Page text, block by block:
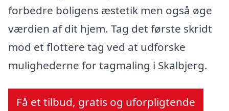
forbedre boligens æstetik men også øge
værdien af dit hjem. Tag det første skridt
mod et flottere tag ved at udforske
mulighederne for tagmaling i Skalbjerg.
Få et tilbud, gratis og uforpligtende